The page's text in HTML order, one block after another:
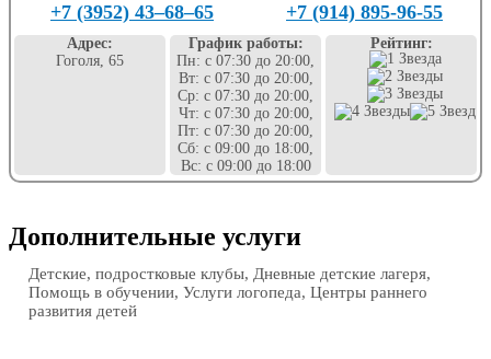
+7 (3952) 43‒68‒65 +7 (914) 895-96-55
Адрес:
Гоголя, 65
График работы:
Пн: с 07:30 до 20:00,
Вт: с 07:30 до 20:00,
Ср: с 07:30 до 20:00,
Чт: с 07:30 до 20:00,
Пт: с 07:30 до 20:00,
Сб: с 09:00 до 18:00,
Вс: с 09:00 до 18:00
Рейтинг:
Дополнительные услуги
Детские, подростковые клубы, Дневные детские лагеря,
Помощь в обучении, Услуги логопеда, Центры раннего
развития детей